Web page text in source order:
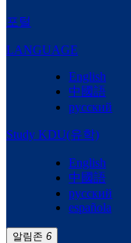
포털
LANGUAGE
English
中國語
русский
Study KDU(유학)
English
中國語
русский
española
알림존 6